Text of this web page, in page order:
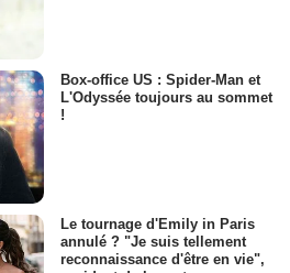
Box-office US : Spider-Man et
L'Odyssée toujours au sommet
!
Le tournage d'Emily in Paris
annulé ? "Je suis tellement
reconnaissance d'être en vie",